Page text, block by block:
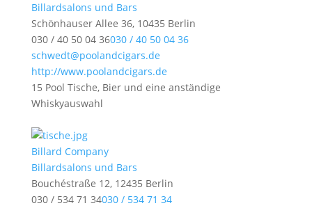
Billardsalons und Bars
Schönhauser Allee 36, 10435 Berlin
030 / 40 50 04 36030 / 40 50 04 36
schwedt@poolandcigars.de
http://www.poolandcigars.de
15 Pool Tische, Bier und eine anständige
Whiskyauswahl
Billard Company
Billardsalons und Bars
Bouchéstraße 12, 12435 Berlin
030 / 534 71 34030 / 534 71 34